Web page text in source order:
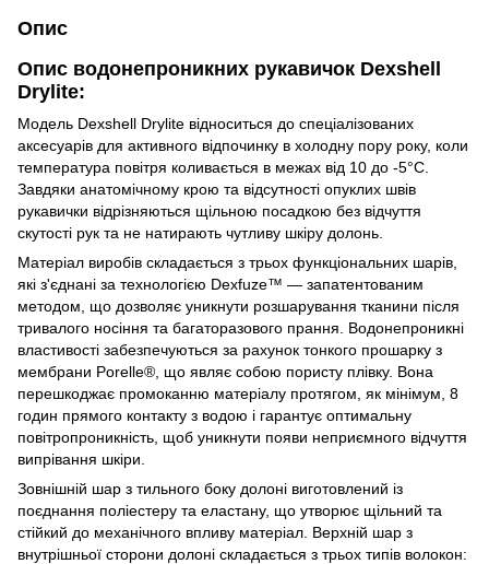
Опис
Опис водонепроникних рукавичок Dexshell
Drylite:
Модель Dexshell Drylite відноситься до спеціалізованих
аксесуарів для активного відпочинку в холодну пору року, коли
температура повітря коливається в межах від 10 до -5°C.
Завдяки анатомічному крою та відсутності опуклих швів
рукавички відрізняються щільною посадкою без відчуття
скутості рук та не натирають чутливу шкіру долонь.
Матеріал виробів складається з трьох функціональних шарів,
які з'єднані за технологією Dexfuze™ — запатентованим
методом, що дозволяє уникнути розшарування тканини після
тривалого носіння та багаторазового прання. Водонепроникні
властивості забезпечуються за рахунок тонкого прошарку з
мембрани Porelle®, що являє собою пористу плівку. Вона
перешкоджає промоканню матеріалу протягом, як мінімум, 8
годин прямого контакту з водою і гарантує оптимальну
повітропроникність, щоб уникнути появи неприємного відчуття
випрівання шкіри.
Зовнішній шар з тильного боку долоні виготовлений із
поєднання поліестеру та еластану, що утворює щільний та
стійкий до механічного впливу матеріал. Верхній шар з
внутрішньої сторони долоні складається з трьох типів волокон: